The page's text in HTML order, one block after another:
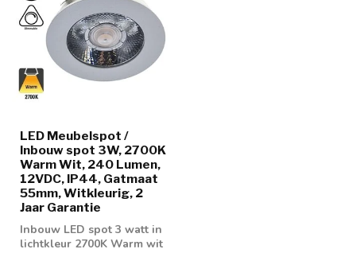
LED Meubelspot /
Inbouw spot 3W, 2700K
Warm Wit, 240 Lumen,
12VDC, IP44, Gatmaat
55mm, Witkleurig, 2
Jaar Garantie
Inbouw LED spot 3 watt in
lichtkleur 2700K Warm wit